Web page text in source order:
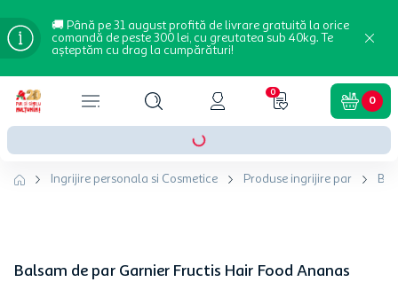
🚚 Până pe 31 august profită de livrare gratuită la orice
comandă de peste 300 lei, cu greutatea sub 40kg. Te
așteptăm cu drag la cumpărături!
0
0
Ingrijire personala si Cosmetice Produse ingrijire par
Balsam de par Garnier Fructis Hair Food Ananas